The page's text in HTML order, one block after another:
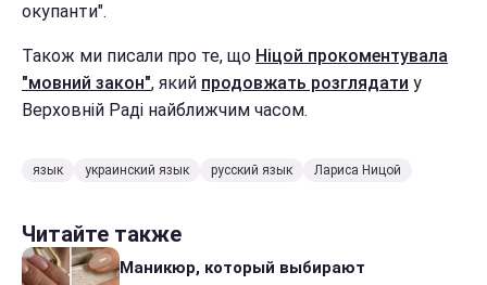
окупанти".
Також ми писали про те, що Ніцой прокоментувала
"мовний закон", який продовжать розглядати у
Верховній Раді найближчим часом.
язык украинский язык русский язык Лариса Ницой
Читайте также
Маникюр, который выбирают